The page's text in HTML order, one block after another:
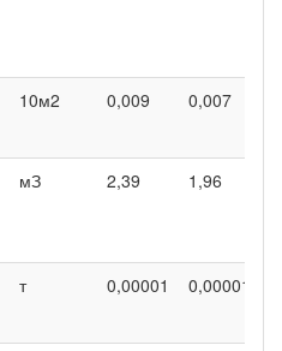
10м2 0,009 0,007
мЗ 2,39 1,96
т 0,00001 0,00001